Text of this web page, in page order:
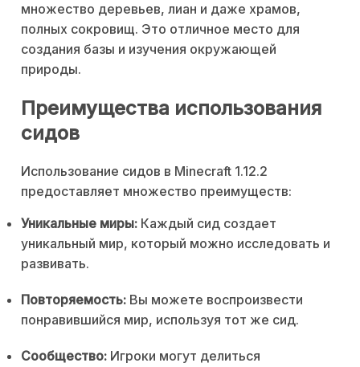
множество деревьев, лиан и даже храмов,
полных сокровищ. Это отличное место для
создания базы и изучения окружающей
природы.
Преимущества использования
сидов
Использование сидов в Minecraft 1.12.2
предоставляет множество преимуществ:
Уникальные миры: Каждый сид создает
уникальный мир, который можно исследовать и
развивать.
Повторяемость: Вы можете воспроизвести
понравившийся мир, используя тот же сид.
Сообщество: Игроки могут делиться